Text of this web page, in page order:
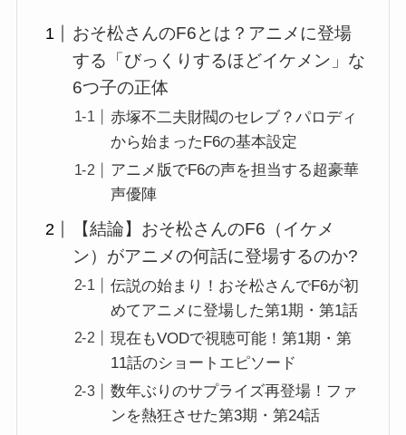
おそ松さんのF6とは？アニメに登場
する「びっくりするほどイケメン」な
6つ子の正体
赤塚不二夫財閥のセレブ？パロディ
から始まったF6の基本設定
アニメ版でF6の声を担当する超豪華
声優陣
【結論】おそ松さんのF6（イケメ
ン）がアニメの何話に登場するのか?
伝説の始まり！おそ松さんでF6が初
めてアニメに登場した第1期・第1話
現在もVODで視聴可能！第1期・第
11話のショートエピソード
数年ぶりのサプライズ再登場！ファ
ンを熱狂させた第3期・第24話